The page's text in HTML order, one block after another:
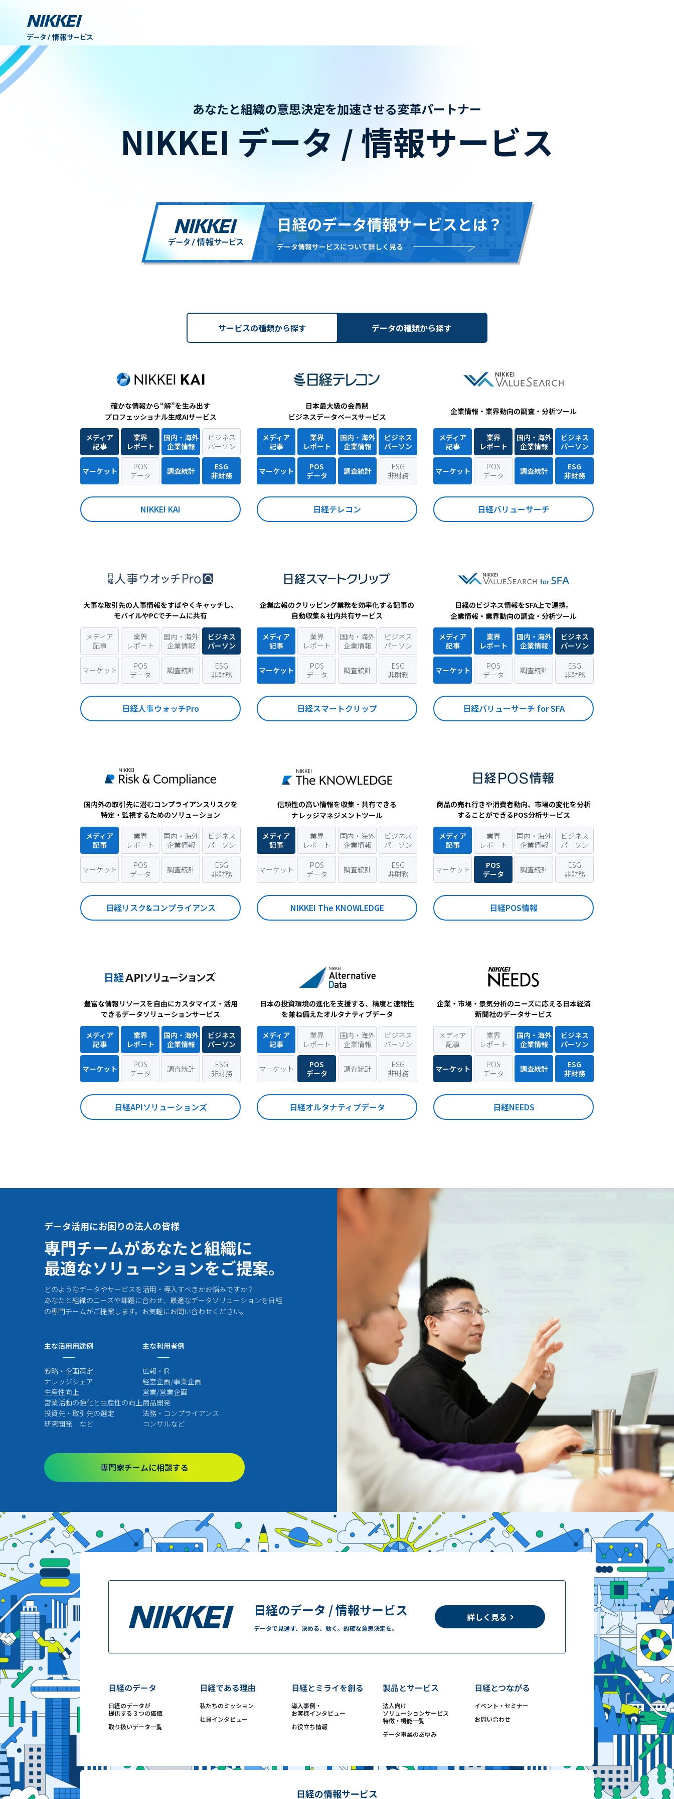
あなたと組織の意思決定を加速させる変革パートナー
NIKKEI データ / 情報サービス
日経のデータ情報サービスとは？
データ情報サービスについて詳しく見る
サービスの種類から探す データの種類から探す
確かな情報から“解”を生み出す
プロフェッショナル生成AIサービス
メディア
記事
業界
レポート
国内・海外
企業情報
ビジネス
パーソン
マーケット
POS
データ
調査統計
ESG
非財務
NIKKEI KAI
日本最大級の会員制
ビジネスデータベースサービス
メディア
記事
業界
レポート
国内・海外
企業情報
ビジネス
パーソン
マーケット
POS
データ
調査統計
ESG
非財務
日経テレコン
企業情報・業界動向の調査・分析ツール
メディア
記事
業界
レポート
国内・海外
企業情報
ビジネス
パーソン
マーケット
POS
データ
調査統計
ESG
非財務
日経バリューサーチ
大事な取引先の人事情報をすばやくキャッチし、
モバイルやPCでチームに共有
メディア
記事
業界
レポート
国内・海外
企業情報
ビジネス
パーソン
マーケット
POS
データ
調査統計
ESG
非財務
日経人事ウォッチPro
企業広報のクリッピング業務を効率化する記事の
自動収集＆社内共有サービス
メディア
記事
業界
レポート
国内・海外
企業情報
ビジネス
パーソン
マーケット
POS
データ
調査統計
ESG
非財務
日経スマートクリップ
日経のビジネス情報をSFA上で連携。
企業情報・業界動向の調査・分析ツール
メディア
記事
業界
レポート
国内・海外
企業情報
ビジネス
パーソン
マーケット
POS
データ
調査統計
ESG
非財務
日経バリューサーチ for SFA
国内外の取引先に潜むコンプライアンスリスクを
特定・監視するためのソリューション
メディア
記事
業界
レポート
国内・海外
企業情報
ビジネス
パーソン
マーケット
POS
データ
調査統計
ESG
非財務
日経リスク&コンプライアンス
信頼性の高い情報を収集・共有できる
ナレッジマネジメントツール
メディア
記事
業界
レポート
国内・海外
企業情報
ビジネス
パーソン
マーケット
POS
データ
調査統計
ESG
非財務
NIKKEI The KNOWLEDGE
商品の売れ行きや消費者動向、市場の変化を分析
することができるPOS分析サービス
メディア
記事
業界
レポート
国内・海外
企業情報
ビジネス
パーソン
マーケット
POS
データ
調査統計
ESG
非財務
日経POS情報
豊富な情報リソースを自由にカスタマイズ・活用
できるデータソリューションサービス
メディア
記事
業界
レポート
国内・海外
企業情報
ビジネス
パーソン
マーケット
POS
データ
調査統計
ESG
非財務
日経APIソリューションズ
日本の投資環境の進化を支援する、精度と速報性
を兼ね備えたオルタナティブデータ
メディア
記事
業界
レポート
国内・海外
企業情報
ビジネス
パーソン
マーケット
POS
データ
調査統計
ESG
非財務
日経オルタナティブデータ
企業・市場・景気分析のニーズに応える日本経済
新聞社のデータサービス
メディア
記事
業界
レポート
国内・海外
企業情報
ビジネス
パーソン
マーケット
POS
データ
調査統計
ESG
非財務
日経NEEDS
データ活用にお困りの法人の皆様
専門チームがあなたと組織に
最適なソリューションをご提案。
どのようなデータやサービスを活用・導入すべきかお悩みですか？
あなたと組織のニーズや課題に合わせ、最適なデータソリューションを日経
の専門チームがご提案します。お気軽にお問い合わせください。
主な活用用途例
戦略・企画策定
ナレッジシェア
生産性向上
営業活動の強化と生産性の向上
投資先・取引先の選定
研究開発 など
主な利用者例
広報・IR
経営企画/事業企画
営業/営業企画
商品開発
法務・コンプライアンス
コンサルなど
専門家チームに相談する
日経のデータ / 情報サービス
データで見通す、決める、動く。 的確な意思決定を。
詳しく見る
日経のデータ
日経のデータが
提供する３つの価値
取り扱いデータ一覧
日経である理由
私たちのミッション
社員インタビュー
日経とミライを創る
導入事例・
お客様インタビュー
お役立ち情報
製品とサービス
法人向け
ソリューションサービス
特徴・機能一覧
データ事業のあゆみ
日経とつながる
イベント・セミナー
お問い合わせ
日経の情報サービス